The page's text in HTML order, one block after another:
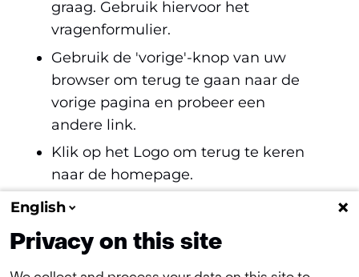
graag. Gebruik hiervoor het
vragenformulier.
Gebruik de 'vorige'-knop van uw
browser om terug te gaan naar de
vorige pagina en probeer een
andere link.
Klik op het Logo om terug te keren
naar de homepage.
Vul een zoekterm in, in het zoekveld
English
Privacy on this site